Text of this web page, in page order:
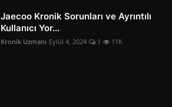
Jaecoo Kronik Sorunları ve Ayrıntılı
Kullanıcı Yor...
Kronik Uzmanı Eylül 4, 2024 1 11K